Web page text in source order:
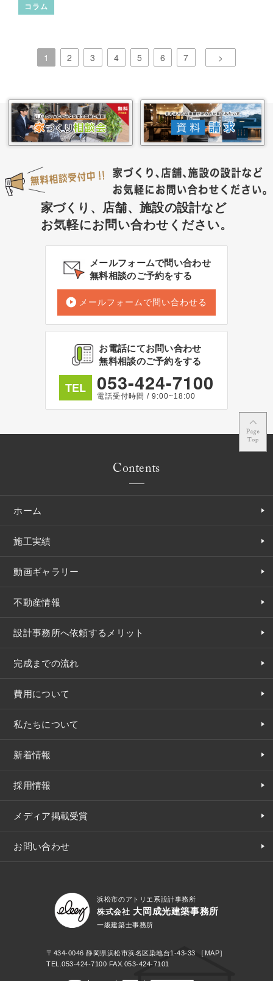
コラム
1 2 3 4 5 6 7 >
家づくり、店舗、施設の設計など
お気軽にお問い合わせください。
メールフォームで問い合わせ
無料相談のご予約をする
メールフォームで問い合わせる
お電話にてお問い合わせ
無料相談のご予約をする
TEL 053-424-7100
電話受付時間 / 9:00~18:00
Contents
ホーム
施工実績
動画ギャラリー
不動産情報
設計事務所へ依頼するメリット
完成までの流れ
費用について
私たちについて
新着情報
採用情報
メディア掲載受賞
お問い合わせ
浜松市のアトリエ系設計事務所
株式会社 大岡成光建築事務所
一級建築士事務所
〒434-0046静岡県浜松市浜名区染地台1-43-33
［MAP］
TEL.053-424-7100 FAX.053-424-7101